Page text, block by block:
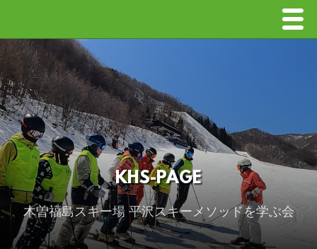
2025-2026年KHS予定表
KHSからのお知らせ
KHSの講師
撮影会のVideo
リンク一覧
画像
インカムの注意点
KHS-PAGE
木曽福島スキー場 平沢スキーメソッドを学ぶ会